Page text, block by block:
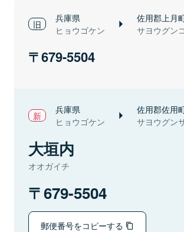
兵庫県
ヒョウゴケン
佐用郡上月
サヨウグン
679-5504
兵庫県
ヒョウゴケン
佐用郡佐用
サヨウグン
大垣内
オオガイチ
679-5504
郵便番号をコピーする